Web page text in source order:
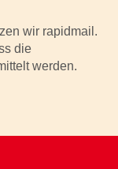
wir rapidmail.
die
werden.